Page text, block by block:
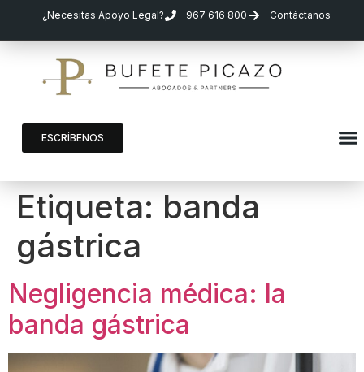
¿Necesitas Apoyo Legal? 967 616 800 Contáctanos
ESCRÍBENOS
Etiqueta: banda
gástrica
Negligencia médica: la
banda gástrica